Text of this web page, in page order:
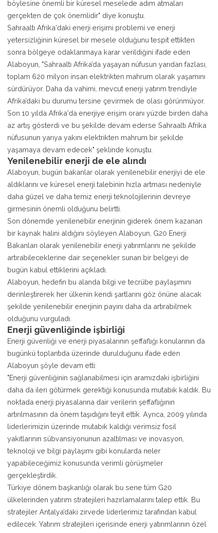
böylesine önemli bir küresel meselede adım atmaları
gerçekten de çok önemlidir" diye konuştu.
Sahraaltı Afrika'daki enerji erişimi problemi ve enerji
yetersizliğinin küresel bir mesele olduğunu tespit ettikten
sonra bölgeye odaklanmaya karar verildiğini ifade eden
Alaboyun, "Sahraaltı Afrika’da yaşayan nüfusun yarıdan fazlası,
toplam 620 milyon insan elektrikten mahrum olarak yaşamını
sürdürüyor. Daha da vahimi, mevcut enerji yatırım trendiyle
Afrika’daki bu durumu tersine çevirmek de olası görünmüyor.
Son 10 yılda Afrika'da enerjiye erişim oranı yüzde birden daha
az artış gösterdi ve bu şekilde devam ederse Sahraaltı Afrika
nüfusunun yarıya yakını elektrikten mahrum bir şekilde
yaşamaya devam edecek" şeklinde konuştu.
Yenilenebilir enerji de ele alındı
Alaboyun, bugün bakanlar olarak yenilenebilir enerjiyi de ele
aldıklarını ve küresel enerji talebinin hızla artması nedeniyle
daha güzel ve daha temiz enerji teknolojilerinin devreye
girmesinin önemli olduğunu belirtti.
Son dönemde yenilenebilir enerjinin giderek önem kazanan
bir kaynak halini aldığını söyleyen Alaboyun, G20 Enerji
Bakanları olarak yenilenebilir enerji yatırımlarını ne şekilde
artırabileceklerine dair seçenekler sunan bir belgeyi de
bugün kabul ettiklerini açıkladı.
Alaboyun, hedefin bu alanda bilgi ve tecrübe paylaşımını
derinleştirerek her ülkenin kendi şartlarını göz önüne alacak
şekilde yenilenebilir enerjinin payını daha da artırabilmek
olduğunu vurguladı.
Enerji güvenliğinde işbirliği
Enerji güvenliği ve enerji piyasalarının şeffaflığı konularının da
bugünkü toplantıda üzerinde durulduğunu ifade eden
Alaboyun şöyle devam etti:
"Enerji güvenliğinin sağlanabilmesi için aramızdaki işbirliğini
daha da ileri götürmek gerektiği konusunda mutabık kaldık. Bu
noktada enerji piyasalarına dair verilerin şeffaflığının
artırılmasının da önem taşıdığını teyit ettik. Ayrıca, 2009 yılında
liderlerimizin üzerinde mutabık kaldığı verimsiz fosil
yakıtlarının sübvansiyonunun azaltılması ve inovasyon,
teknoloji ve bilgi paylaşımı gibi konularda neler
yapabileceğimiz konusunda verimli görüşmeler
gerçekleştirdik.
Türkiye dönem başkanlığı olarak bu sene tüm G20
ülkelerinden yatırım stratejileri hazırlamalarını talep ettik. Bu
stratejiler Antalya’daki zirvede liderlerimiz tarafından kabul
edilecek. Yatırım stratejileri içerisinde enerji yatırımlarının özel